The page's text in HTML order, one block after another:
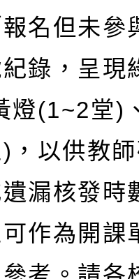
名但未參
錄，呈現
燈(1~2堂)
，以供教
漏核發時
作為開課